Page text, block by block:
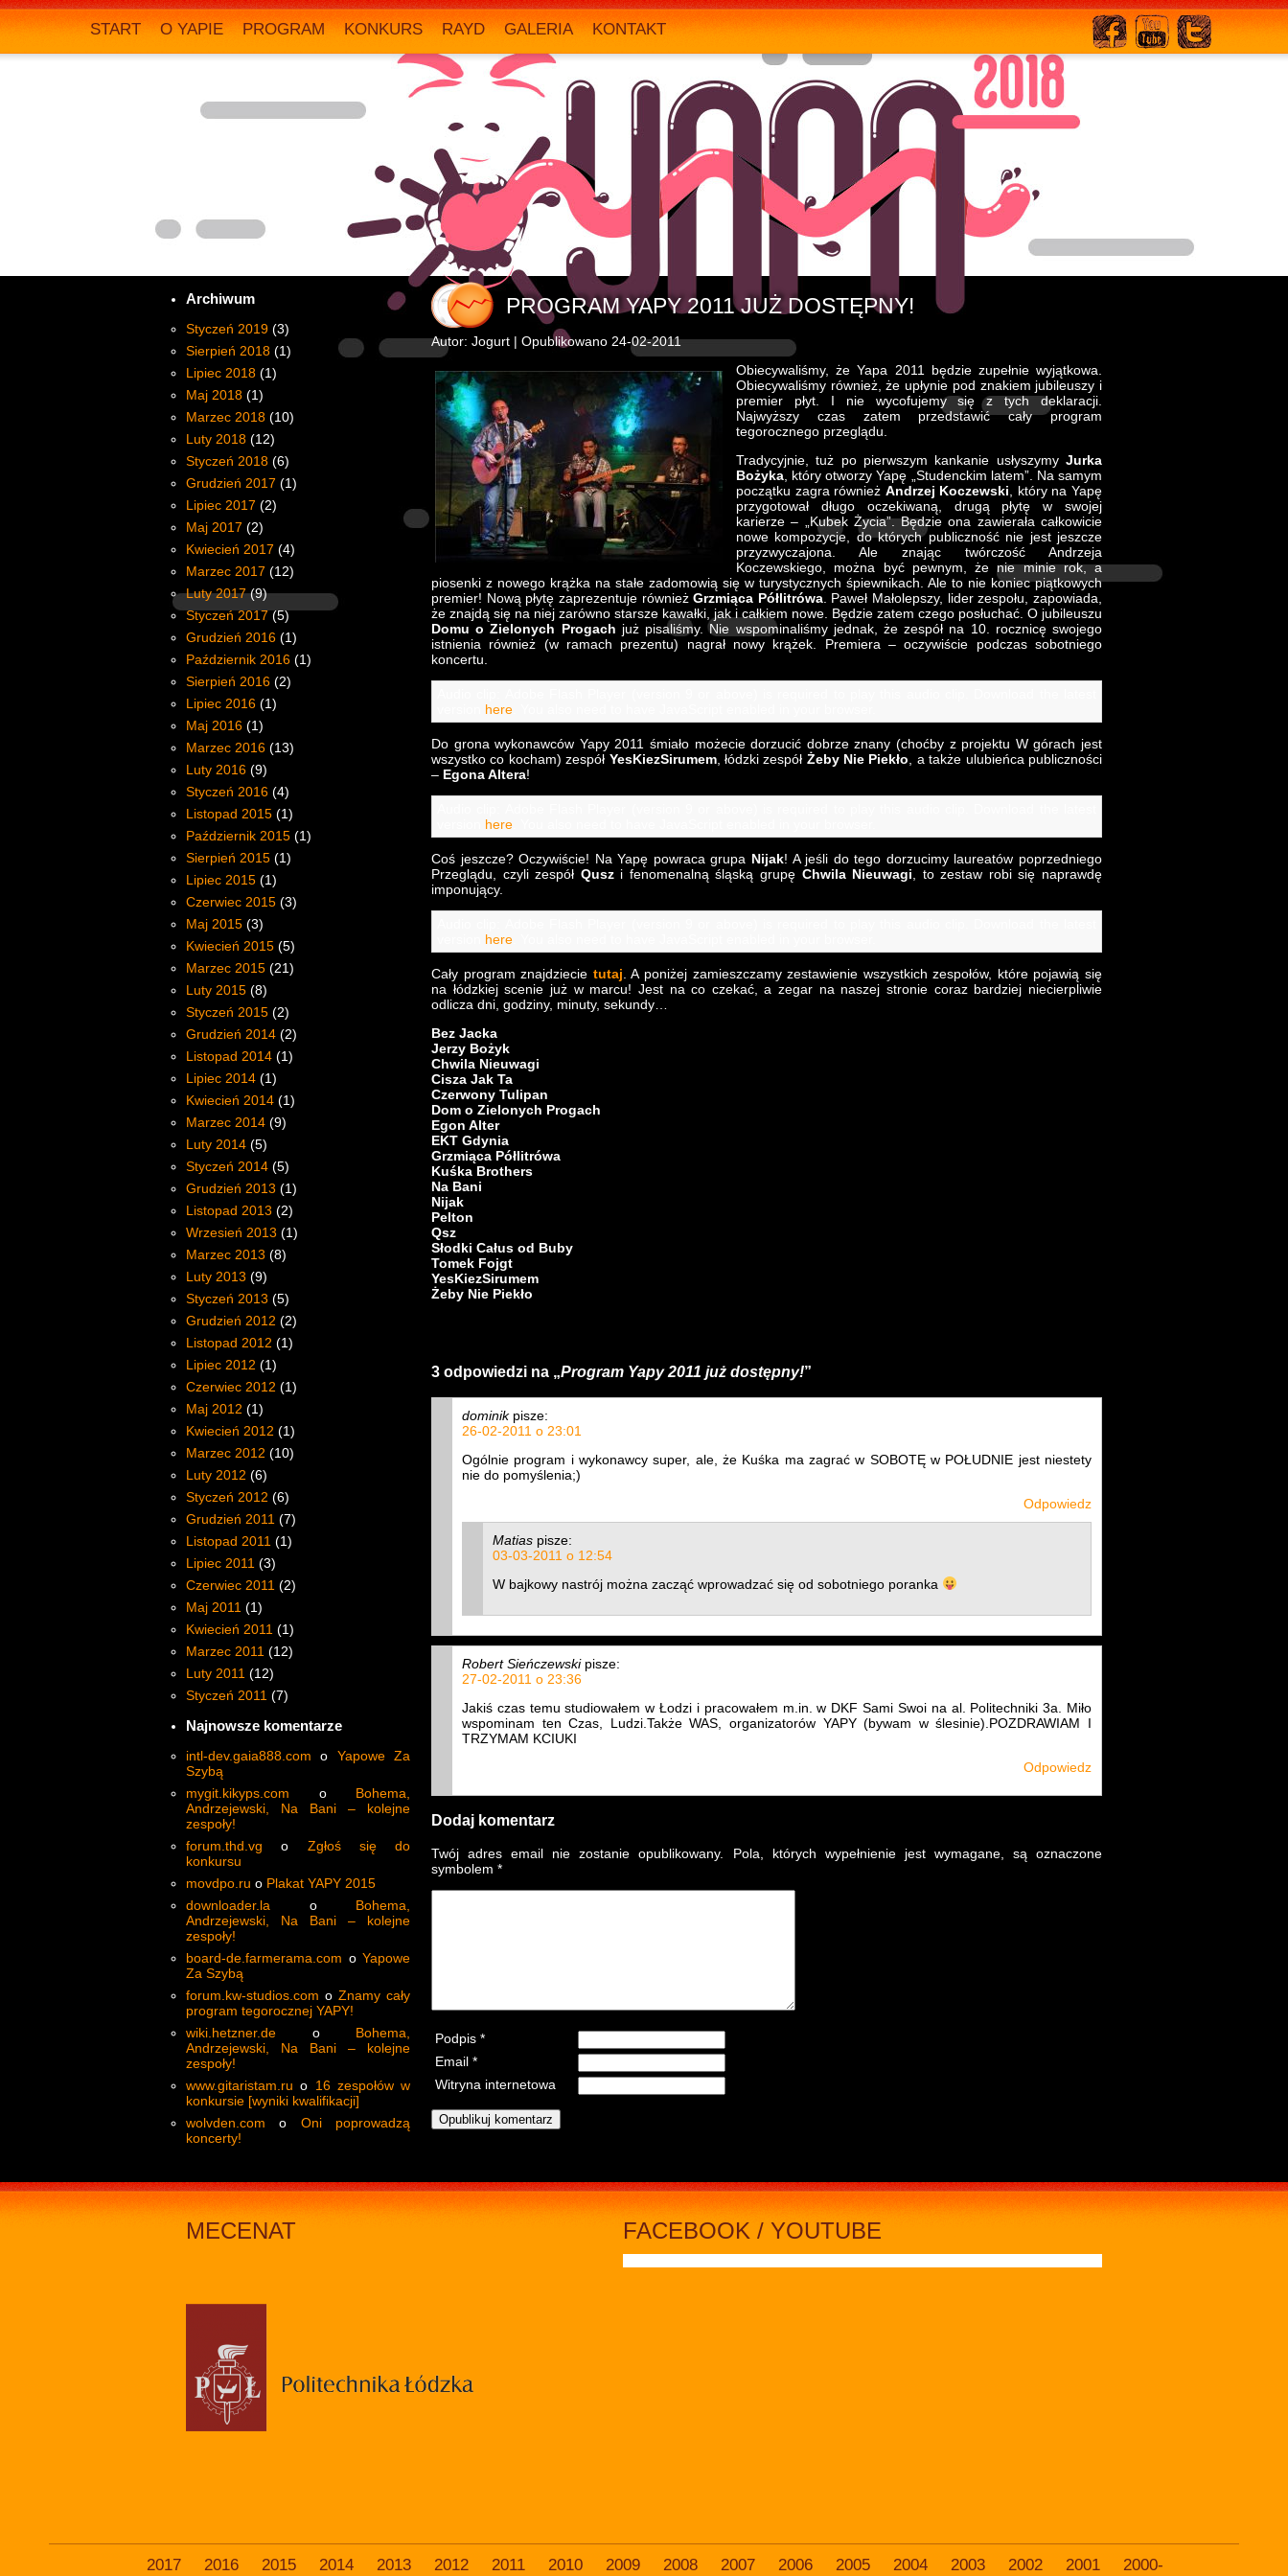
START O YAPIE PROGRAM KONKURS RAYD GALERIA KONTAKT
Archiwum
Styczeń 2019 (3)
Sierpień 2018 (1)
Lipiec 2018 (1)
Maj 2018 (1)
Marzec 2018 (10)
Luty 2018 (12)
Styczeń 2018 (6)
Grudzień 2017 (1)
Lipiec 2017 (2)
Maj 2017 (2)
Kwiecień 2017 (4)
Marzec 2017 (12)
Luty 2017(9)
Styczeń 2017(5)
Grudzień 2016 (1)
Październik 2016 (1)
Sierpień 2016 (2)
Lipiec 2016 (1)
Maj 2016 (1)
Marzec 2016 (13)
Luty 2016 (9)
Styczeń 2016 (4)
Listopad 2015 (1)
Październik 2015 (1)
Sierpień 2015 (1)
Lipiec 2015 (1)
Czerwiec 2015 (3)
Maj 2015 (3)
Kwiecień 2015 (5)
Marzec 2015 (21)
Luty 2015 (8)
Styczeń 2015 (2)
Grudzień 2014 (2)
Listopad 2014 (1)
Lipiec 2014 (1)
Kwiecień 2014 (1)
Marzec 2014 (9)
Luty 2014 (5)
Styczeń 2014 (5)
Grudzień 2013 (1)
Listopad 2013 (2)
Wrzesień 2013 (1)
Marzec 2013 (8)
Luty 2013 (9)
Styczeń 2013 (5)
Grudzień 2012 (2)
Listopad 2012 (1)
Lipiec 2012 (1)
Czerwiec 2012 (1)
Maj 2012 (1)
Kwiecień 2012 (1)
Marzec 2012 (10)
Luty 2012 (6)
Styczeń 2012 (6)
Grudzień 2011 (7)
Listopad 2011 (1)
Lipiec 2011 (3)
Czerwiec 2011 (2)
Maj 2011 (1)
Kwiecień 2011 (1)
Marzec 2011 (12)
Luty 2011 (12)
Styczeń 2011 (7)
Najnowsze komentarze
intl-dev.gaia888.com o Yapowe Za
Szybą
mygit.kikyps.com o Bohema,
Andrzejewski, Na Bani – kolejne
zespoły!
forum.thd.vg o Zgłoś się do
konkursu
movdpo.ru o Plakat YAPY 2015
downloader.la o Bohema,
Andrzejewski, Na Bani – kolejne
zespoły!
board-de.farmerama.com o Yapowe
Za Szybą
forum.kw-studios.com o Znamy cały
program tegorocznej YAPY!
wiki.hetzner.de o Bohema,
Andrzejewski, Na Bani – kolejne
zespoły!
www.gitaristam.ru o 16 zespołów w
konkursie [wyniki kwalifikacji]
wolvden.com o Oni poprowadzą
koncerty!
PROGRAM YAPY 2011 JUŻ DOSTĘPNY!
Autor: Jogurt | Opublikowano 24-02-2011
Obiecywaliśmy, że Yapa 2011 będzie zupełnie wyjątkowa.
Obiecywaliśmy również, że upłynie pod znakiem jubileuszy i
premier płyt. I nie wycofujemy się z tych deklaracji.
Najwyższy czas zatem przedstawić cały program
tegorocznego przeglądu.
Tradycyjnie, tuż po pierwszym kankanie usłyszymy Jurka
Bożyka , który otworzy Yapę „Studenckim latem”. Na samym
początku zagra również Andrzej Koczewski , który na Yapę
przygotował długo oczekiwaną, drugą płytę w swojej
karierze – „Kubek Życia”. Będzie ona zawierała całkowicie
nowe kompozycje, do których publiczność nie jest jeszcze
przyzwyczajona. Ale znając twórczość Andrzeja
Koczewskiego, można być pewnym, że nie minie rok, a
piosenki z nowego krążka na stałe zadomowią się w turystycznych śpiewnikach. Ale to nie koniec piątkowych
premier! Nową płytę zaprezentuje równieżGrzmiąca Półlitrówa. Paweł Małolepszy, lider zespołu, zapowiada,
że znajdą się na niej zarówno starsze kawałki, jak i całkiem nowe. Będzie zatem czego posłuchać. O jubileuszu
Domu o Zielonych Progach już pisaliśmy. Nie wspominaliśmy jednak, że zespół na 10. rocznicę swojego
istnienia również (w ramach prezentu) nagrał nowy krążek. Premiera – oczywiście podczas sobotniego
koncertu.
here
Do grona wykonawców Yapy 2011 śmiało możecie dorzucić dobrze znany (choćby z projektu W górach jest
wszystko co kocham) zespół YesKiezSirumem, łódzki zespół Żeby Nie Piekło , a także ulubieńca publiczności
– Egona Altera!
here
Coś jeszcze? Oczywiście! Na Yapę powraca grupa Nijak! A jeśli do tego dorzucimy laureatów poprzedniego
Przeglądu, czyli zespół Quszi fenomenalną śląską grupę Chwila Nieuwagi , to zestaw robi się naprawdę
imponujący.
here
Cały program znajdziecie tutaj . A poniżej zamieszczamy zestawienie wszystkich zespołów, które pojawią się
na łódzkiej scenie już w marcu! Jest na co czekać, a zegar na naszej stronie coraz bardziej niecierpliwie
odlicza dni, godziny, minuty, sekundy…
Bez Jacka
Jerzy Bożyk
Chwila Nieuwagi
Cisza Jak Ta
Czerwony Tulipan
Dom o Zielonych Progach
Egon Alter
EKT Gdynia
Grzmiąca Półlitrówa
Kuśka Brothers
Na Bani
Nijak
Pelton
Qsz
Słodki Całus od Buby
Tomek Fojgt
YesKiezSirumem
Żeby Nie Piekło
3 odpowiedzi na „Program Yapy 2011 już dostępny!”
dominik pisze:
26-02-2011 o 23:01
Ogólnie program i wykonawcy super, ale, że Kuśka ma zagrać w SOBOTĘ w POŁUDNIE jest niestety
nie do pomyślenia;)
Odpowiedz
Matias pisze:
03-03-2011 o 12:54
W bajkowy nastrój można zacząć wprowadzać się od sobotniego poranka
Robert Sieńczewski pisze:
27-02-2011 o 23:36
Jakiś czas temu studiowałem w Łodzi i pracowałem m.in. w DKF Sami Swoi na al. Politechniki 3a. Miło
wspominam ten Czas, Ludzi.Także WAS, organizatorów YAPY (bywam w ślesinie).POZDRAWIAM I
TRZYMAM KCIUKI
Odpowiedz
Dodaj komentarz
Twój adres email nie zostanie opublikowany.
Pola, których wypełnienie jest wymagane, są oznaczone
symbolem *
Podpis *
Email *
Witryna internetowa
MECENAT FACEBOOK / YOUTUBE
2017 2016 2015 2014 2013 2012 2011 2010 2009 2008 2007 2006 2005 2004 2003 2002 2001 2000-